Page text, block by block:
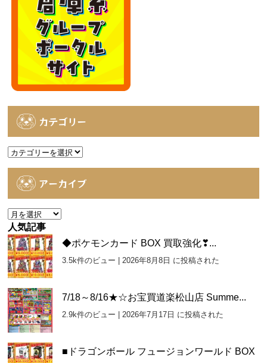
カテゴリー
カ
アーカイブ
ア
ー
カ
イ
ブ
人気記事
◆ポケモンカード BOX 買取強化❣...
3.5k件のビュー |2026年8月8日 に投稿された
7/18～8/16★☆お宝買道楽松山店 Summe...
2.9k件のビュー |2026年7月17日 に投稿された
■ドラゴンボール フュージョンワールド BOX